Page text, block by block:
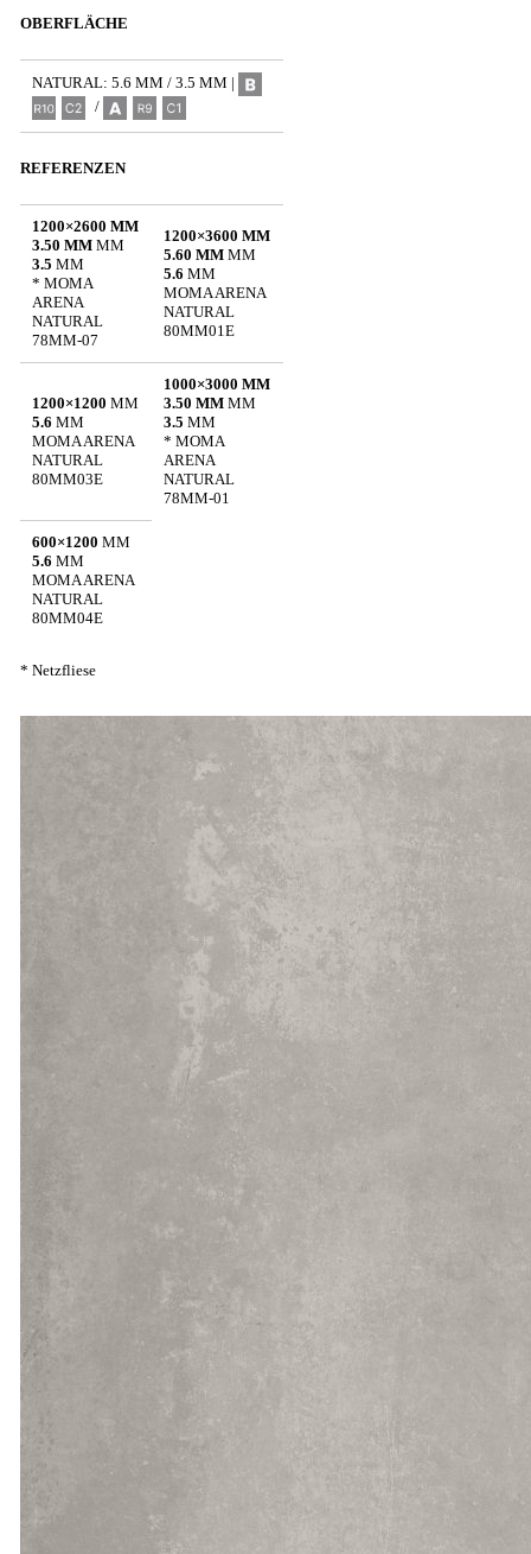
OBERFLÄCHE
NATURAL: 5.6 MM / 3.5 MM |
/
REFERENZEN
1200×2600 MM
3.50 MMMM
3.5 MM
* MOMA
ARENA
NATURAL
78MM-07
1200×3600 MM
5.60 MMMM
5.6 MM
MOMA ARENA
NATURAL
80MM01E
1200×1200 MM
5.6 MM
MOMA ARENA
NATURAL
80MM03E
1000×3000 MM
3.50 MMMM
3.5 MM
* MOMA
ARENA
NATURAL
78MM-01
600×1200 MM
5.6 MM
MOMA ARENA
NATURAL
80MM04E
* Netzfliese